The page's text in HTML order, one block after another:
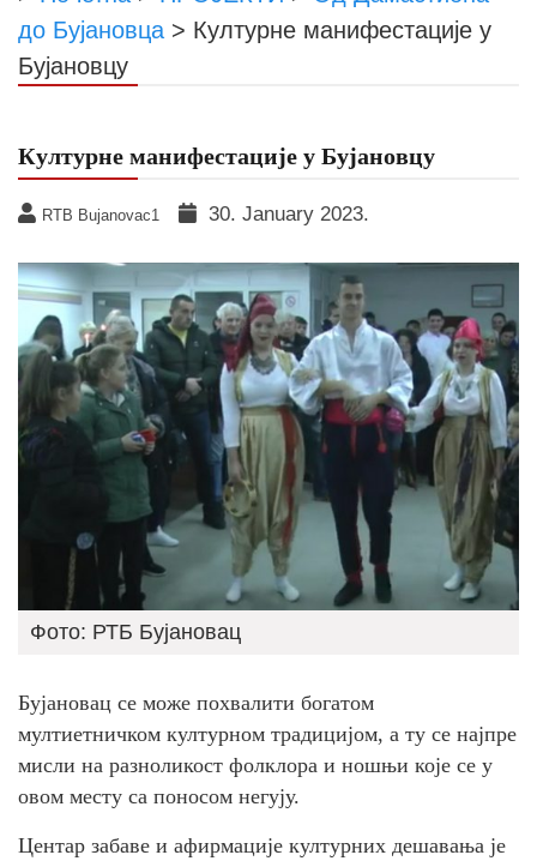
до Бујановца > Културне манифестације у
Бујановцу
Културне манифестације у Бујановцу
RTB Bujanovac1 30. January 2023.
Фото: РТБ Бујановац
Бујановац се може похвалити богатом
мултиетничком културном традицијом, а ту се најпре
мисли на разноликост фолклора и ношњи које се у
овом месту са поносом негују.
Центар забаве и афирмације културних дешавања је